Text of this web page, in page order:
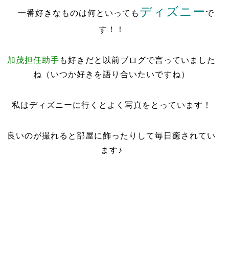
一番好きなものは何といっても ディズニー で
す！！
加茂担任助手 も好きだと以前ブログで言っていました
ね（いつか好きを語り合いたいですね）
私はディズニーに行くとよく写真をとっています！
良いのが撮れると部屋に飾ったりして毎日癒されてい
ます♪